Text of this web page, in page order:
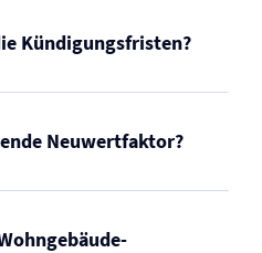
Kündigungsfristen?
Neuwertfaktor?